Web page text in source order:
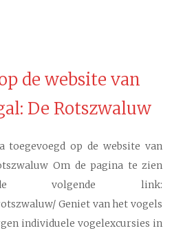
de website van
De Rotszwaluw
toegevoegd op de website van
Om de pagina te zien
link:
Geniet van het vogels
individuele vogelexcursies in